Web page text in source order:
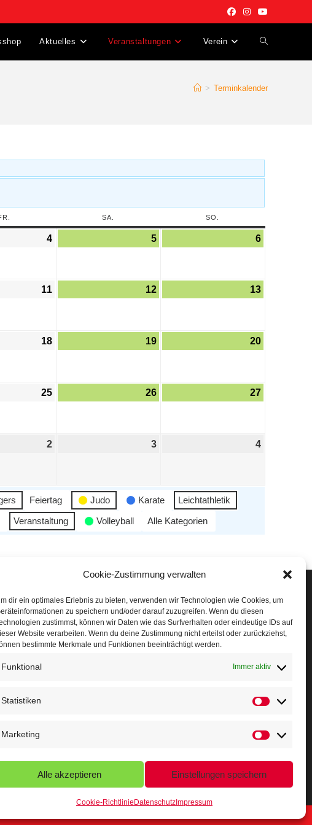
Cookie-Zustimmung verwalten
dir ein optimales Erlebnis zu bieten, verwenden wir Technologien wie Cookies, um
zu speichern und/oder darauf zuzugreifen. Wenn du diesen
zustimmst, können wir Daten wie das Surfverhalten oder eindeutige IDs auf
Website verarbeiten. Wenn du deine Zustimmung nicht erteilst oder zurückziehst,
bestimmte Merkmale und Funktionen beeinträchtigt werden.
Funktional Immer aktiv
Statistiken
Marketing
Alle akzeptieren Einstellungen speichern
Cookie-Richtlinie DatenschutzImpressum
Aktuelles Veranstaltungen Verein
> Terminkalender
SA. SO.
4 5 6
11 12 13
18 19 20
25 26 27
2 3 4
Feiertag Judo Karate
Leichtathletik
Veranstaltung Volleyball Alle Kategorien
Höffner Run
Schnuppertag
Terminkalender
Nikolaus-Crosslauf
Capoeira Camp